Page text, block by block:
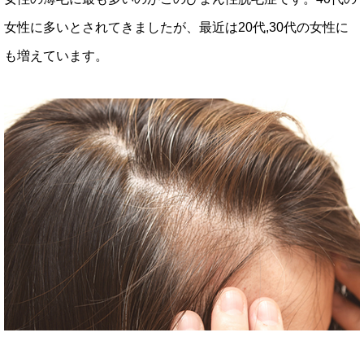
女性に多いとされてきましたが、最近は20代,30代の女性に
も増えています。